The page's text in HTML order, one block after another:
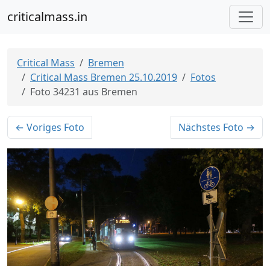
criticalmass.in
Critical Mass
Bremen
Critical Mass Bremen 25.10.2019
Fotos
Foto 34231 aus Bremen
← Voriges Foto Nächstes Foto →